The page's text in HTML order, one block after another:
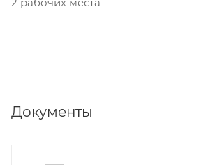
Документы